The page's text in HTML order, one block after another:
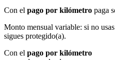
Con el pago por kilómetro paga
Monto mensual variable: si no
sigues protegido(a).
Con el pago por kilómetro